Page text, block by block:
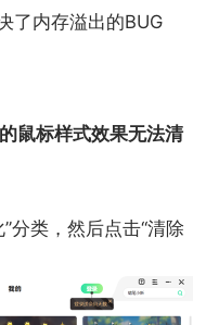
内存溢出的BUG
鼠标样式效果无法清
类，然后点击“清除